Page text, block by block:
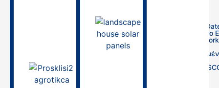
10:00πμ
Save the
Εργαστήριο
CAP
Κόστους